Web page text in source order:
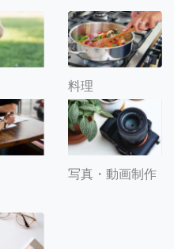
料理
写真・動画制作